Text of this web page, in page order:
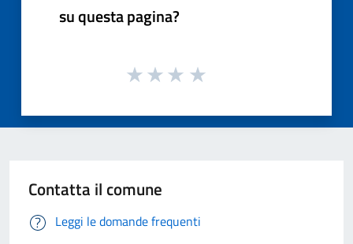
su questa pagina?
Contatta il comune
Leggi le domande frequenti